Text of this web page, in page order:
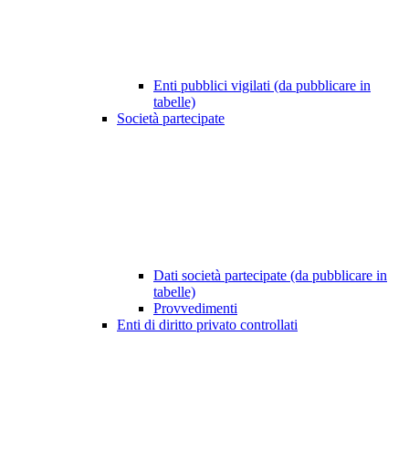
Enti pubblici vigilati (da pubblicare in
tabelle)
Società partecipate
Dati società partecipate (da pubblicare in
tabelle)
Provvedimenti
Enti di diritto privato controllati